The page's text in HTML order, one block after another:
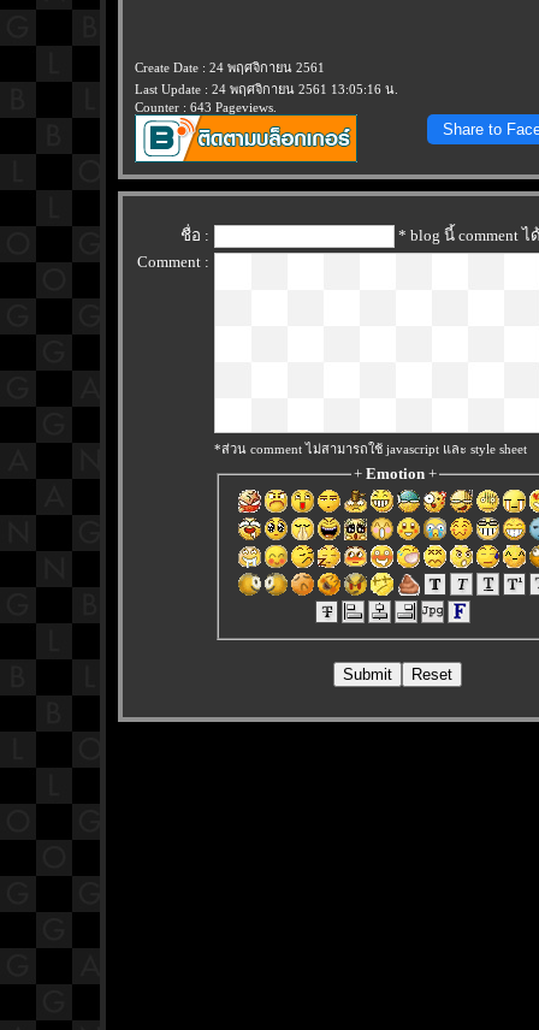
Create Date : 24 พฤศจิกายน 2561
Last Update : 24 พฤศจิกายน 2561 13:05:16 น.
Counter : 643 Pageviews.
Share to
ชื่อ :
* blog นี้ comment
Comment :
*ส่วน comment ไม่สามารถใช้ javascript และ style sheet
+ Emotion+